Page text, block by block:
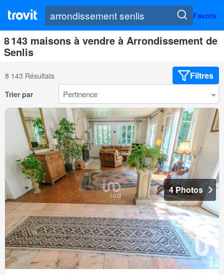
Favoris
8 143 maisons à vendre à Arrondissement de
Senlis
8 143 Résultats Filtres
Trier par
4 Photos